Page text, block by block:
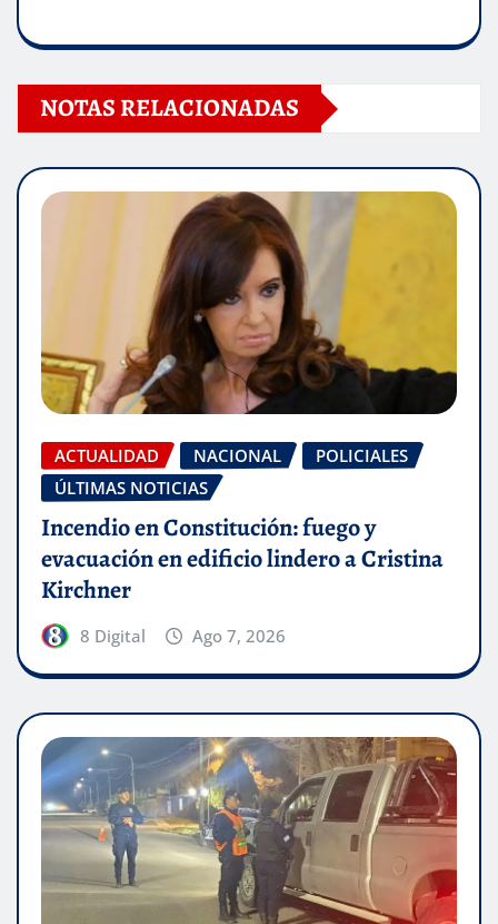
NOTAS RELACIONADAS
ACTUALIDAD NACIONAL
POLICIALES
ÚLTIMAS NOTICIAS
Incendio en Constitución: fuego y
evacuación en edificio lindero a Cristina
Kirchner
8 Digital Ago 7, 2026